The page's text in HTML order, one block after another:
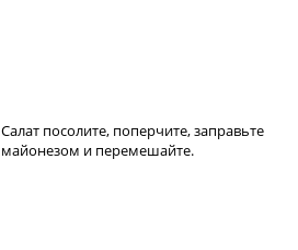
Салат посолите, поперчите, заправьте
майонезом и перемешайте.